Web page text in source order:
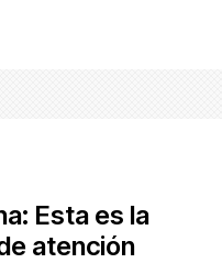
Esta es la
atención